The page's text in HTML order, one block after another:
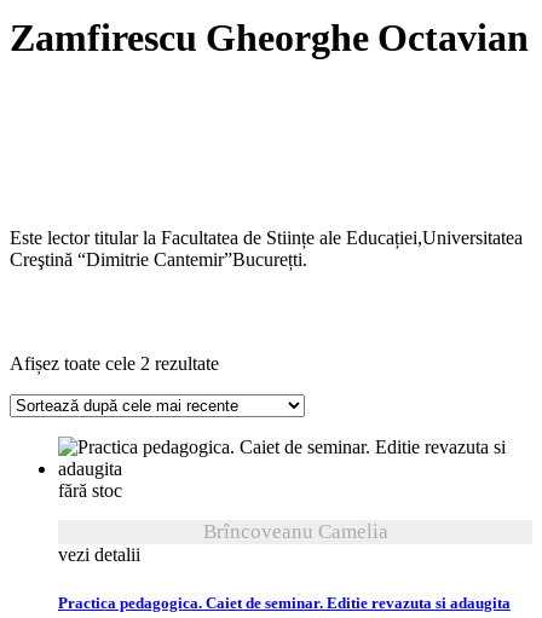
Zamfirescu Gheorghe Octavian
Este lector titular la Facultatea de Stiințe ale Educației,Universitatea
Creştină “Dimitrie Cantemir”Bucurețti.
Afișez toate cele 2 rezultateSortat
cele
recente
fără stoc
Brîncoveanu Camelia
vezi detalii
Practica pedagogica. Caiet de seminar. Editie revazuta si adaugita